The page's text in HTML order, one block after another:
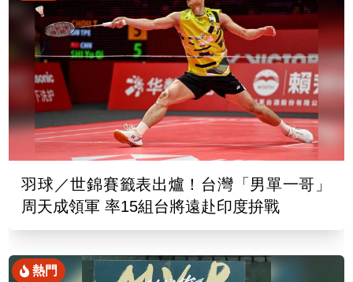
羽球／世錦賽籤表出爐！台灣「男單一哥」
周天成領軍 率15組台將遠赴印度拚戰
熱門